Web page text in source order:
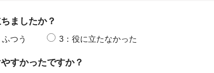
ましたか？
ふつう 3：役に立たなかった
すかったですか？